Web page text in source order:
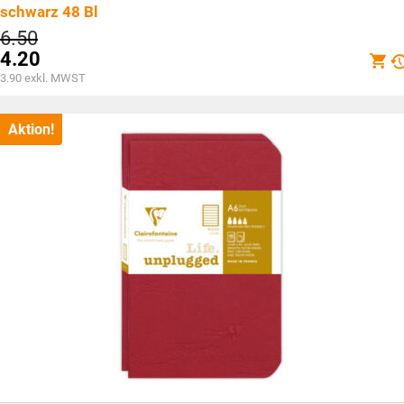
schwarz 48 Bl
6.50Ursprünglicher
Preis
war:
CHF6.50
4.20
Aktueller
ist:
CHF4.20.
3.90 exkl. MWST
Aktion!